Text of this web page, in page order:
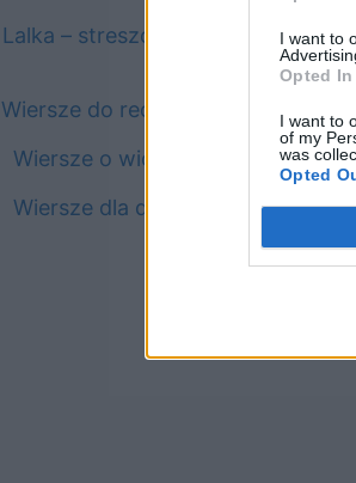
I want to
Opted In
I want to
of my
was
Opted
Lalka – streszczenie
Wiersze do recytacji
Wiersze o wiośnie
Wiersze dla dzieci